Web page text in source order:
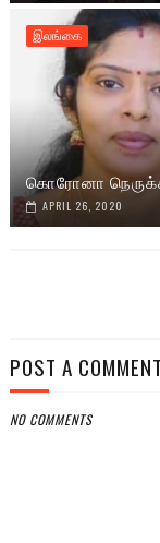
இலங்கை
கொரோனா
APRIL 26, 2020
POST A COMMENT
NO COMMENTS